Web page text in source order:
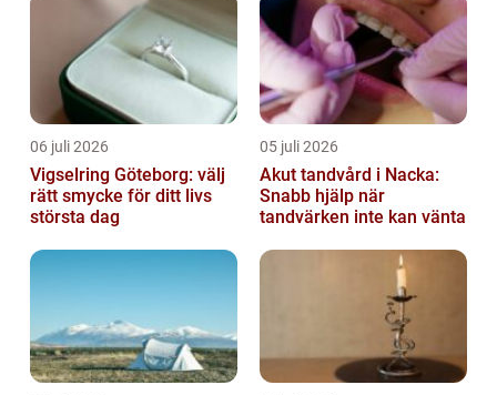
06 juli 2026
Vigselring Göteborg: välj
rätt smycke för ditt livs
största dag
05 juli 2026
Akut tandvård i Nacka:
Snabb hjälp när
tandvärken inte kan vänta